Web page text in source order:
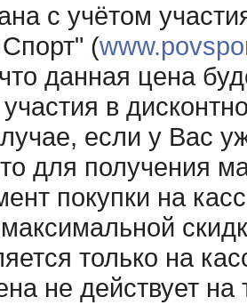
с учётом
(
данная цена
в
если у Вас
для получения
покупки на
только на
не действует